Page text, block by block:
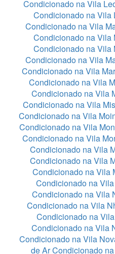
Condicionado na Vila
Condicionado na Vila
Condicionado na Vila
Condicionado na Vila
Condicionado na Vila
Condicionado na Vila
Condicionado na Vila
Condicionado na Vila
Condicionado na Vila
Condicionado na Vila
Condicionado na Vila
Condicionado na Vila
Condicionado na Vila
Condicionado na Vila
Condicionado na Vila
Condicionado na Vila
Condicionado na
Condicionado na Vila
Condicionado na Vila
Condicionado na
Condicionado na Vila
Condicionado na Vila
de Ar Condicionado